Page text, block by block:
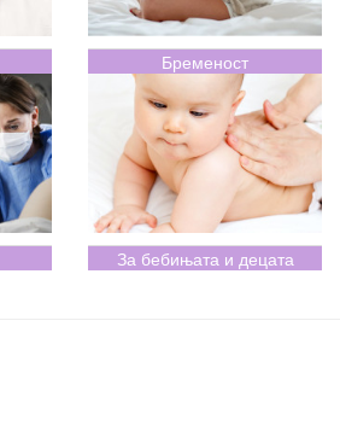
Бременост
За бебињата и децата